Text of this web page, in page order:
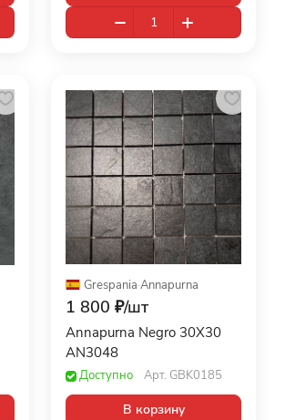
Grespania·Annapurna
1 800 ₽/шт
Annapurna Negro 30X30
AN3048
Доступно Арт. GBK0185
В корзину